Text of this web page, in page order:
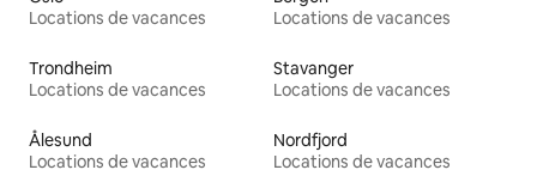
Locations de vacances
Locations de vacances
Trondheim
Locations de vacances
Stavanger
Locations de vacances
Ålesund
Locations de vacances
Nordfjord
Locations de vacances